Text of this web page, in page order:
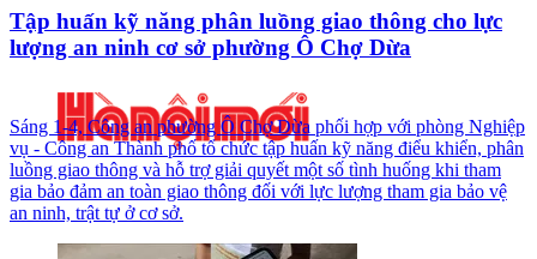
Tập huấn kỹ năng phân luồng giao thông cho lực
lượng an ninh cơ sở phường Ô Chợ Dừa
Sáng 1-4, Công an phường Ô Chợ Dừa phối hợp với phòng Nghiệp
vụ - Công an Thành phố tổ chức tập huấn kỹ năng điểu khiển, phân
luồng giao thông và hỗ trợ giải quyết một số tình huống khi tham
gia bảo đảm an toàn giao thông đối với lực lượng tham gia bảo vệ
an ninh, trật tự ở cơ sở.